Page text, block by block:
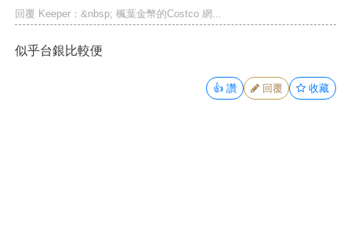
回覆 Keeper：&nbsp; 楓葉金幣的Costco 網...
似乎台銀比較便
👍 讚 回覆 收藏